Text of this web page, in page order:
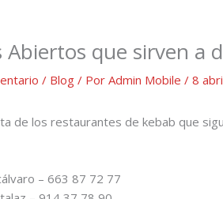
Abiertos que sirven a
/ Blog / Por Admin Mobile / 8
de los restaurantes de kebab que
– 663 87 72 77